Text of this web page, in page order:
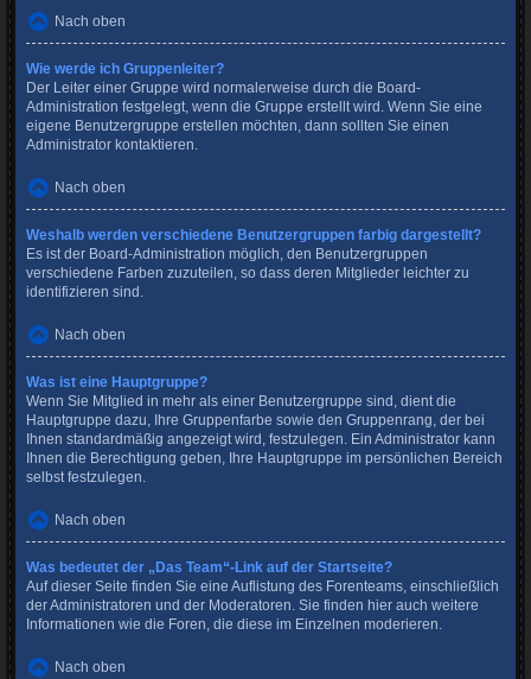
Nach oben
Wie werde ich Gruppenleiter?
Der Leiter einer Gruppe wird normalerweise durch die Board-
Administration festgelegt, wenn die Gruppe erstellt wird. Wenn Sie eine
eigene Benutzergruppe erstellen möchten, dann sollten Sie einen
Administrator kontaktieren.
Nach oben
Weshalb werden verschiedene Benutzergruppen farbig dargestellt?
Es ist der Board-Administration möglich, den Benutzergruppen
verschiedene Farben zuzuteilen, so dass deren Mitglieder leichter zu
identifizieren sind.
Nach oben
Was ist eine Hauptgruppe?
Wenn Sie Mitglied in mehr als einer Benutzergruppe sind, dient die
Hauptgruppe dazu, Ihre Gruppenfarbe sowie den Gruppenrang, der bei
Ihnen standardmäßig angezeigt wird, festzulegen. Ein Administrator kann
Ihnen die Berechtigung geben, Ihre Hauptgruppe im persönlichen Bereich
selbst festzulegen.
Nach oben
Was bedeutet der „Das Team“-Link auf der Startseite?
Auf dieser Seite finden Sie eine Auflistung des Forenteams, einschließlich
der Administratoren und der Moderatoren. Sie finden hier auch weitere
Informationen wie die Foren, die diese im Einzelnen moderieren.
Nach oben